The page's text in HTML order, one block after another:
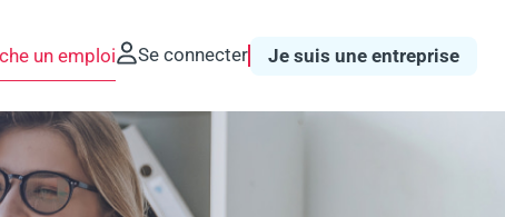
un emploi Se connecter Je suis une entreprise